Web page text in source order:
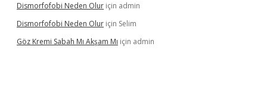
Dismorfofobi Neden Olur için admin
Dismorfofobi Neden Olur için Selim
Göz Kremi Sabah Mı Akşam Mı için admin